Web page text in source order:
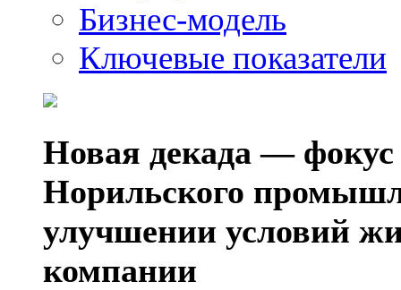
Бизнес-модель
Ключевые показатели
Новая декада — фокус
Норильского
улучшении условий
компании